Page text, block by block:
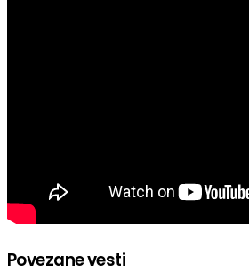
Povezane vesti